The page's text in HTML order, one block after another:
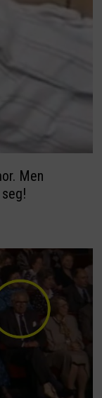
Men